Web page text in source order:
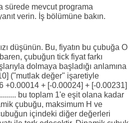
sürede mevcut programa
verin. İş bölümüne bakın.
düşünün. Bu, fiyatın bu çubuğa O
çubuğun tick fiyat farkı
dolmaya başladığı anlamına
("mutlak değer" işaretiyle
+0.00014 + [-0.00024] + [-0.00231]
bu toplam 1'e eşit olana kadar
çubuğu, maksimum H ve
içindeki diğer değerleri